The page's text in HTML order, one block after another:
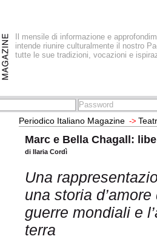
Il mensile di informazione e
intende riunire culturalmente il nostro
tutte le sue tradizioni, vocazioni e
Periodico Italiano Magazine ->
Marc e Bella Chagall:
di Ilaria Cordì
Una
una storia
guerre mondiali e
terra